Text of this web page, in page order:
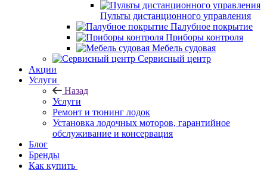
Пульты дистанционного управления
Палубное покрытие
Приборы контроля
Мебель судовая
Сервисный центр
Акции
Услуги
Назад
Услуги
Ремонт и тюнинг лодок
Установка лодочных моторов, гарантийное
обслуживание и консервация
Блог
Бренды
Как купить